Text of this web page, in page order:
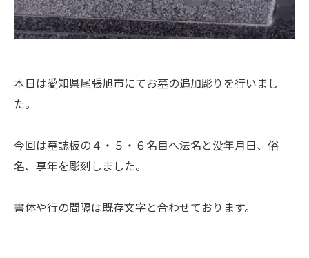
本日は愛知県尾張旭市にてお墓の追加彫りを行いまし
た。
今回は墓誌板の４・５・６名目へ法名と没年月日、俗
名、享年を彫刻しました。
書体や行の間隔は既存文字と合わせております。